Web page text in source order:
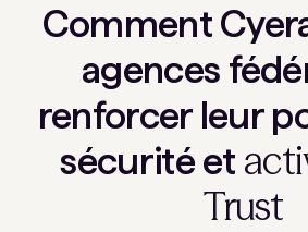
Comment
agences
renforcer leur
sécurité et
Trust